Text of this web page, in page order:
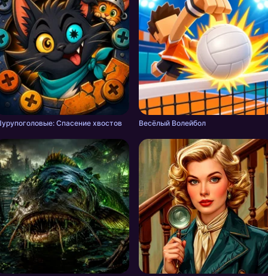
Спасение хвостов Весёлый Волейбол